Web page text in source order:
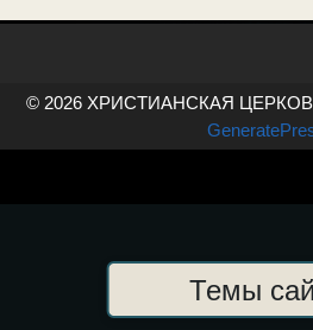
© 2026 ХРИСТИАНСКАЯ
Темы